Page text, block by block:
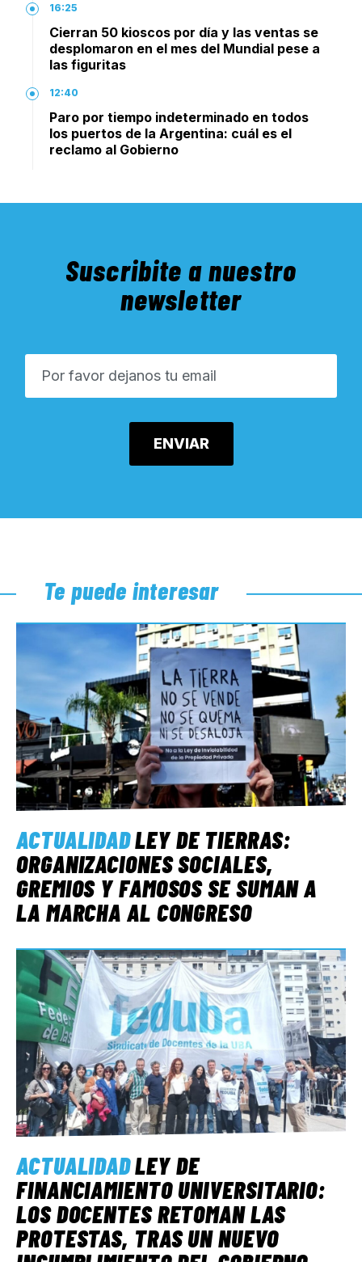
16:25
Cierran 50 kioscos por día y las ventas se
desplomaron en el mes del Mundial pese a
las figuritas
12:40
Paro por tiempo indeterminado en todos
los puertos de la Argentina: cuál es el
reclamo al Gobierno
Suscribite a nuestro
newsletter
Te puede interesar
ACTUALIDADLEY DE TIERRAS:
ORGANIZACIONES SOCIALES,
GREMIOS Y FAMOSOS SE SUMAN A
LA MARCHA AL CONGRESO
ACTUALIDADLEY DE
FINANCIAMIENTO UNIVERSITARIO:
LOS DOCENTES RETOMAN LAS
PROTESTAS, TRAS UN NUEVO